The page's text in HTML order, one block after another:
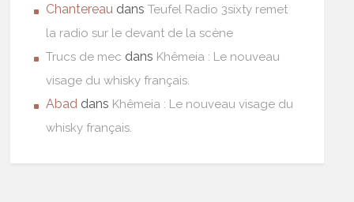
Chantereau dansTeufel Radio 3sixty remet
la radio sur le devant de la scène
Trucs de mec dans Khêmeia : Le nouveau
visage du whisky français.
Abad dans Khêmeia : Le nouveau visage du
whisky français.